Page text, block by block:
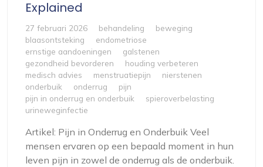
Explained
27 februari 2026 behandeling
beweging
blaasontsteking
endometriose
ernstige aandoeningen
galstenen
gezondheid bevorderen
houding verbeteren
medisch advies
menstruatiepijn
nierstenen
onderbuik
onderrug
pijn
pijn in onderrug en onderbuik
spieroverbelasting
urineweginfectie
Artikel: Pijn in Onderrug en Onderbuik Veel
mensen ervaren op een bepaald moment in hun
leven pijn in zowel de onderrug als de onderbuik.